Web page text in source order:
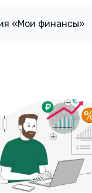
«Мои финансы»